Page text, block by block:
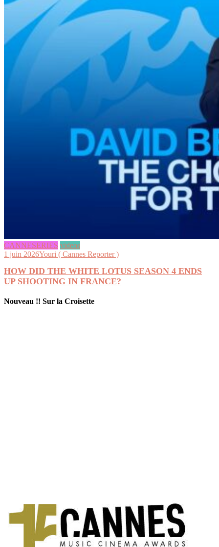
CANNESERIES videos
1 juin 2026Youri ( Cannes Reporter )
HOW DID THE WHITE LOTUS SEASON 4 ENDS
UP SHOOTING IN FRANCE?
Nouveau !! Sur la Croisette